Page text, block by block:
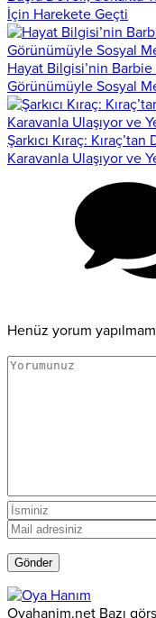
İçin Harekete Geçti
Hayat Bilgisi’nin
Görünümüyle Sosyal
Şarkıcı Kıraç:
Karavanla Ulaşıyor ve
Henüz yorum
Oyahanim.net Bazı